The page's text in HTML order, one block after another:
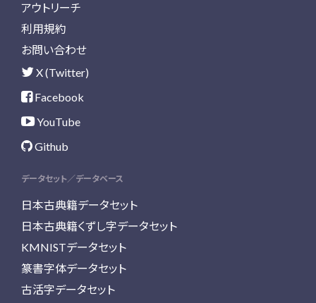
アウトリーチ
利用規約
お問い合わせ
X (Twitter)
Facebook
YouTube
Github
データセット／データベース
日本古典籍データセット
日本古典籍くずし字データセット
KMNISTデータセット
篆書字体データセット
古活字データセット